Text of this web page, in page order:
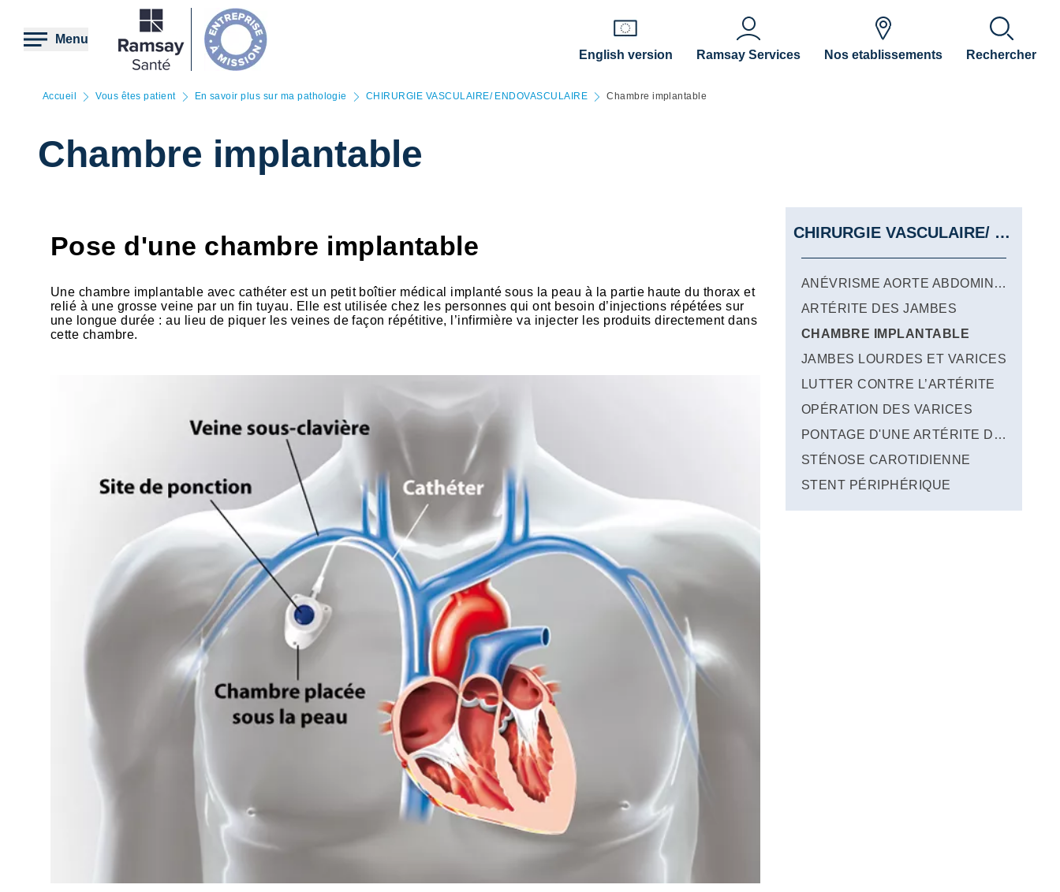
contenu
principal
Menu
English version
Ramsay Services Nos etablissements Rechercher
Accueil Vous êtes patient En savoir plus sur ma pathologie CHIRURGIE VASCULAIRE/ ENDOVASCULAIRE Chambre implantable
Chambre implantable
Pose d'une chambre implantable
Une chambre implantable avec cathéter est un petit boîtier médical implanté sous la peau à la partie haute du thorax et
relié à une grosse veine par un fin tuyau. Elle est utilisée chez les personnes qui ont besoin d’injections répétées sur
une longue durée : au lieu de piquer les veines de façon répétitive, l’infirmière va injecter les produits directement dans
cette chambre.
CHIRURGIE VASCULAIRE/ ENDOVASCULAIRE
ANÉVRISME AORTE ABDOMINALE
ARTÉRITE DES JAMBES
CHAMBRE IMPLANTABLE
JAMBES LOURDES ET VARICES
LUTTER CONTRE L’ARTÉRITE
OPÉRATION DES VARICES
PONTAGE D'UNE ARTÉRITE DE JAMBE
STÉNOSE CAROTIDIENNE
STENT PÉRIPHÉRIQUE